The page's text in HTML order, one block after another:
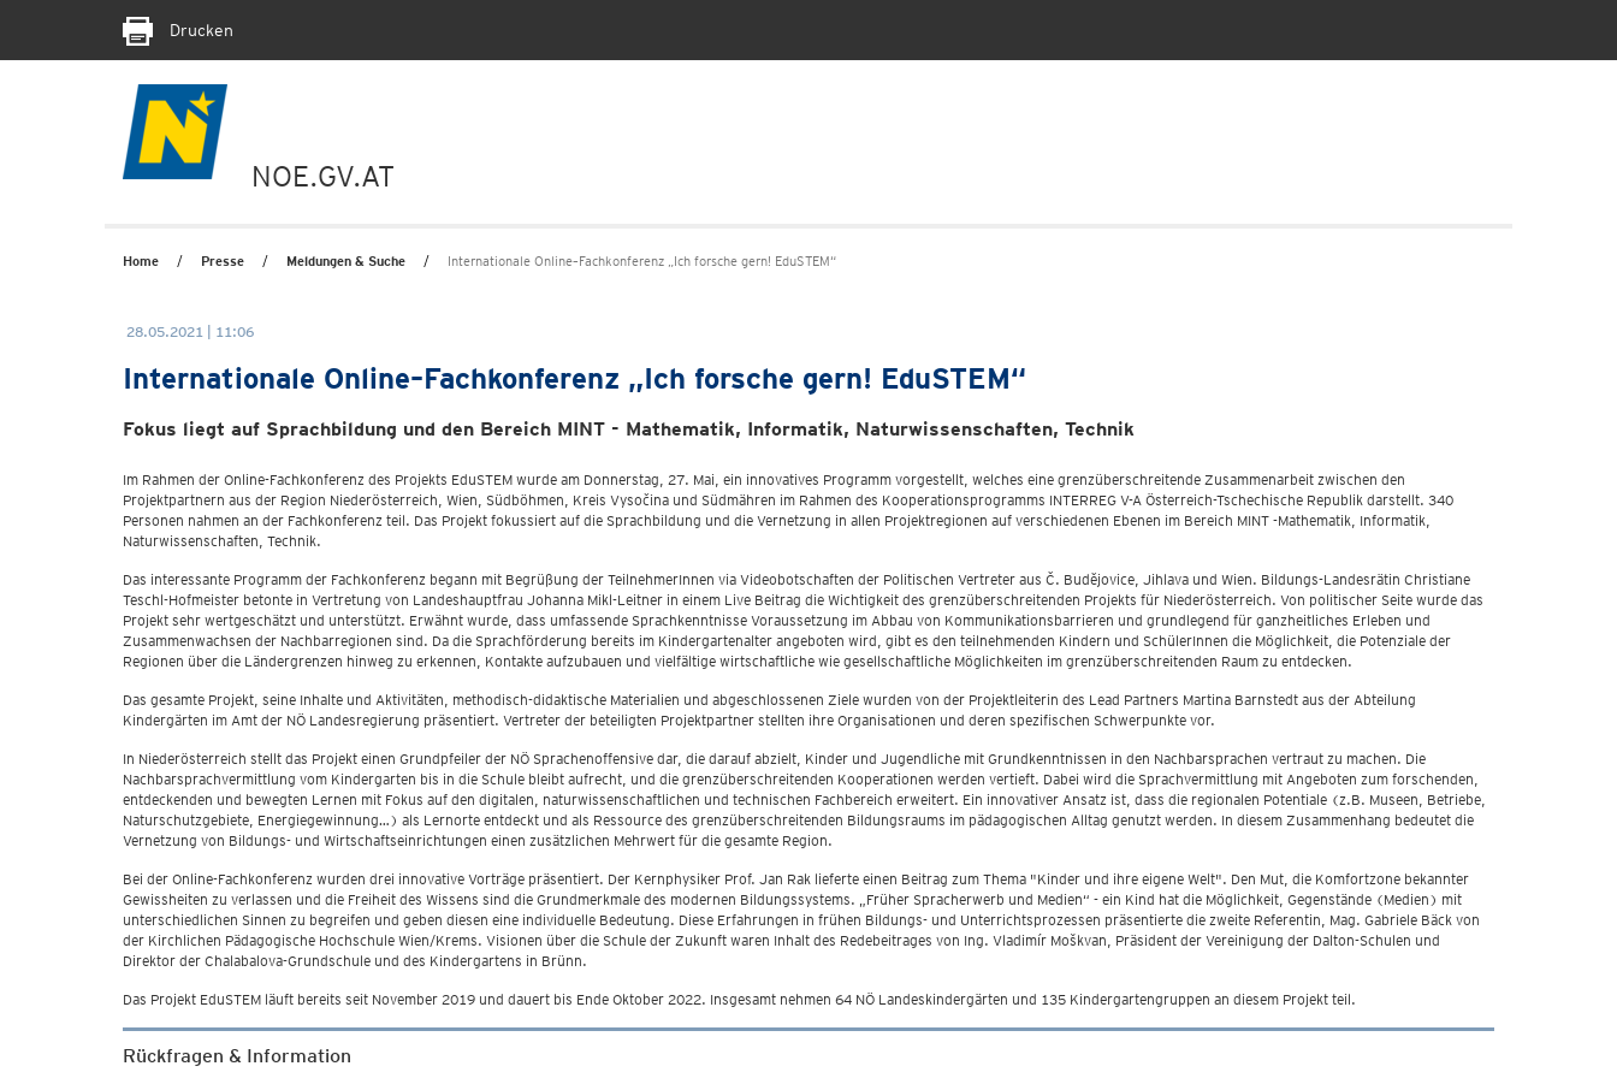
Drucken
NOE.GV.AT
Home Presse Meldungen & Suche Internationale Online–Fachkonferenz „Ich forsche gern! EduSTEM“
28.05.2021 | 11:06
Internationale Online–Fachkonferenz „Ich forsche gern! EduSTEM“
Fokus liegt auf Sprachbildung und den Bereich MINT - Mathematik, Informatik, Naturwissenschaften, Technik
Im Rahmen der Online-Fachkonferenz des Projekts EduSTEM wurde am Donnerstag, 27. Mai, ein innovatives Programm vorgestellt, welches eine grenzüberschreitende Zusammenarbeit zwischen den
Projektpartnern aus der Region Niederösterreich, Wien, Südböhmen, Kreis Vysočina und Südmähren im Rahmen des Kooperationsprogramms INTERREG V-A Österreich-Tschechische Republik darstellt. 340
Personen nahmen an der Fachkonferenz teil. Das Projekt fokussiert auf die Sprachbildung und die Vernetzung in allen Projektregionen auf verschiedenen Ebenen im Bereich MINT -Mathematik, Informatik,
Naturwissenschaften, Technik.
Das interessante Programm der Fachkonferenz begann mit Begrüßung der TeilnehmerInnen via Videobotschaften der Politischen Vertreter aus Č. Budějovice, Jihlava und Wien. Bildungs-Landesrätin Christiane
Teschl-Hofmeister betonte in Vertretung von Landeshauptfrau Johanna Mikl-Leitner in einem Live Beitrag die Wichtigkeit des grenzüberschreitenden Projekts für Niederösterreich. Von politischer Seite wurde das
Projekt sehr wertgeschätzt und unterstützt. Erwähnt wurde, dass umfassende Sprachkenntnisse Voraussetzung im Abbau von Kommunikationsbarrieren und grundlegend für ganzheitliches Erleben und
Zusammenwachsen der Nachbarregionen sind. Da die Sprachförderung bereits im Kindergartenalter angeboten wird, gibt es den teilnehmenden Kindern und SchülerInnen die Möglichkeit, die Potenziale der
Regionen über die Ländergrenzen hinweg zu erkennen, Kontakte aufzubauen und vielfältige wirtschaftliche wie gesellschaftliche Möglichkeiten im grenzüberschreitenden Raum zu entdecken.
Das gesamte Projekt, seine Inhalte und Aktivitäten, methodisch-didaktische Materialien und abgeschlossenen Ziele wurden von der Projektleiterin des Lead Partners Martina Barnstedt aus der Abteilung
Kindergärten im Amt der NÖ Landesregierung präsentiert. Vertreter der beteiligten Projektpartner stellten ihre Organisationen und deren spezifischen Schwerpunkte vor.
In Niederösterreich stellt das Projekt einen Grundpfeiler der NÖ Sprachenoffensive dar, die darauf abzielt, Kinder und Jugendliche mit Grundkenntnissen in den Nachbarsprachen vertraut zu machen. Die
Nachbarsprachvermittlung vom Kindergarten bis in die Schule bleibt aufrecht, und die grenzüberschreitenden Kooperationen werden vertieft. Dabei wird die Sprachvermittlung mit Angeboten zum forschenden,
entdeckenden und bewegten Lernen mit Fokus auf den digitalen, naturwissenschaftlichen und technischen Fachbereich erweitert. Ein innovativer Ansatz ist, dass die regionalen Potentiale (z.B. Museen, Betriebe,
Naturschutzgebiete, Energiegewinnung…) als Lernorte entdeckt und als Ressource des grenzüberschreitenden Bildungsraums im pädagogischen Alltag genutzt werden. In diesem Zusammenhang bedeutet die
Vernetzung von Bildungs- und Wirtschaftseinrichtungen einen zusätzlichen Mehrwert für die gesamte Region.
Bei der Online-Fachkonferenz wurden drei innovative Vorträge präsentiert. Der Kernphysiker Prof. Jan Rak lieferte einen Beitrag zum Thema "Kinder und ihre eigene Welt". Den Mut, die Komfortzone bekannter
Gewissheiten zu verlassen und die Freiheit des Wissens sind die Grundmerkmale des modernen Bildungssystems. „Früher Spracherwerb und Medien“ - ein Kind hat die Möglichkeit, Gegenstände (Medien) mit
unterschiedlichen Sinnen zu begreifen und geben diesen eine individuelle Bedeutung. Diese Erfahrungen in frühen Bildungs- und Unterrichtsprozessen präsentierte die zweite Referentin, Mag. Gabriele Bäck von
der Kirchlichen Pädagogische Hochschule Wien/Krems. Visionen über die Schule der Zukunft waren Inhalt des Redebeitrages von Ing. Vladimír Moškvan, Präsident der Vereinigung der Dalton-Schulen und
Direktor der Chalabalova-Grundschule und des Kindergartens in Brünn.
Das Projekt EduSTEM läuft bereits seit November 2019 und dauert bis Ende Oktober 2022. Insgesamt nehmen 64 NÖ Landeskindergärten und 135 Kindergartengruppen an diesem Projekt teil.
Rückfragen & Information